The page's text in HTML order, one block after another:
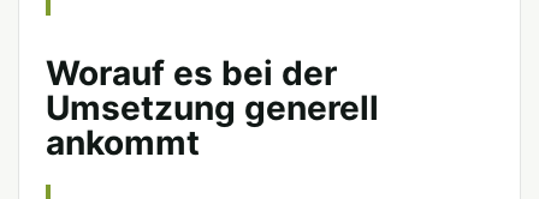
Worauf es bei der
Umsetzung generell
ankommt